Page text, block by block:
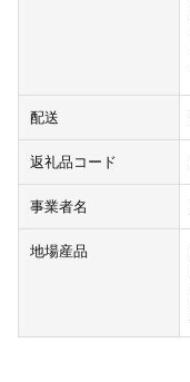
配送
返礼品コード
事業者名
地場産品